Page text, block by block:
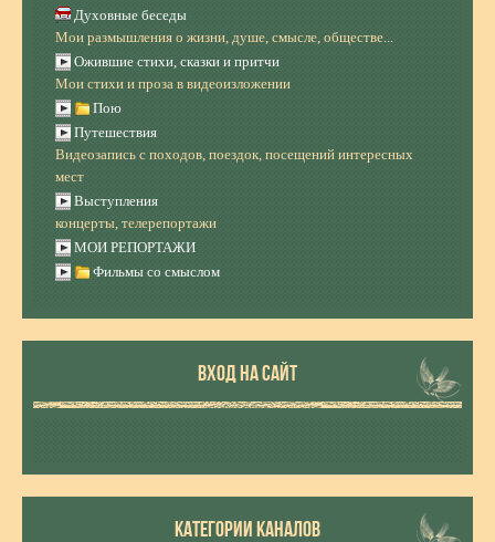
Духовные беседы
Мои размышления о жизни, душе, смысле, обществе...
Ожившие стихи, сказки и притчи
Мои стихи и проза в видеоизложении
Пою
Путешествия
Видеозапись с походов, поездок, посещений интересных
мест
Выступления
концерты, телерепортажи
МОИ РЕПОРТАЖИ
Фильмы со смыслом
ВХОД НА САЙТ
КАТЕГОРИИ КАНАЛОВ